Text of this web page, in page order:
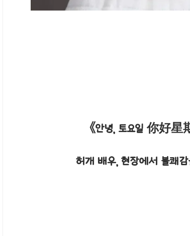
《안녕, 토요일 你好星
허개 배우, 현장에서 불쾌